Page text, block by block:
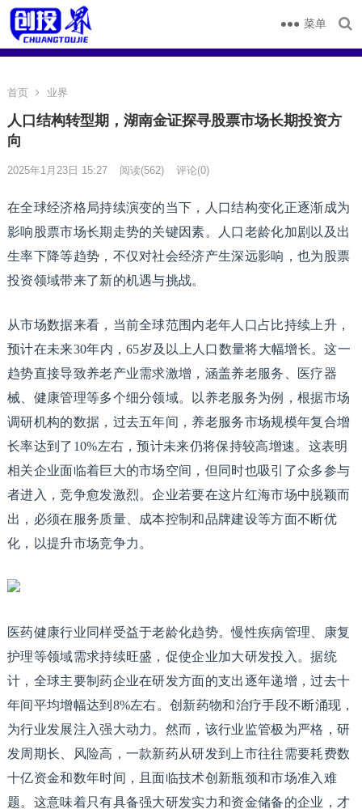
菜单
首页 业界
人口结构转型期，湖南金证探寻股票市场长期投资方
向
2025年1月23日 15:27 阅读(562) 评论(0)
在全球经济格局持续演变的当下，人口结构变化正逐渐成为
影响股票市场长期走势的关键因素。人口老龄化加剧以及出
生率下降等趋势，不仅对社会经济产生深远影响，也为股票
投资领域带来了新的机遇与挑战。
从市场数据来看，当前全球范围内老年人口占比持续上升，
预计在未来30年内，65岁及以上人口数量将大幅增长。这一
趋势直接导致养老产业需求激增，涵盖养老服务、医疗器
械、健康管理等多个细分领域。以养老服务为例，根据市场
调研机构的数据，过去五年间，养老服务市场规模年复合增
长率达到了10%左右，预计未来仍将保持较高增速。这表明
相关企业面临着巨大的市场空间，但同时也吸引了众多参与
者进入，竞争愈发激烈。企业若要在这片红海市场中脱颖而
出，必须在服务质量、成本控制和品牌建设等方面不断优
化，以提升市场竞争力。
医药健康行业同样受益于老龄化趋势。慢性疾病管理、康复
护理等领域需求持续旺盛，促使企业加大研发投入。据统
计，全球主要制药企业在研发方面的支出逐年递增，过去十
年间平均增幅达到8%左右。创新药物和治疗手段不断涌现，
为行业发展注入强大动力。然而，该行业监管极为严格，研
发周期长、风险高，一款新药从研发到上市往往需要耗费数
十亿资金和数年时间，且面临技术创新瓶颈和市场准入难
题。这意味着只有具备强大研发实力和资金储备的企业，才